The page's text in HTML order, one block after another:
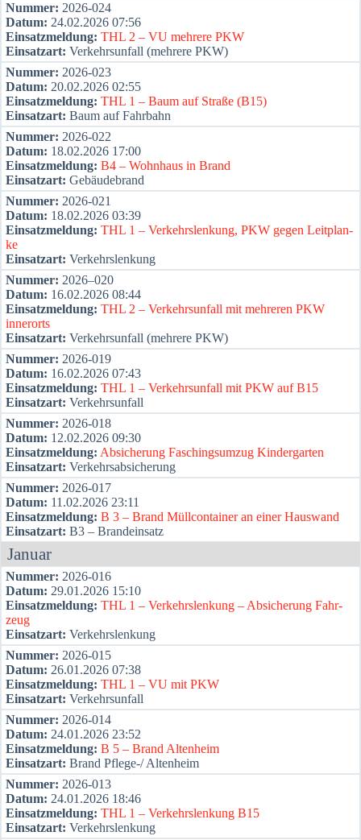
Num­mer: 2026-024
Datum: 24.02.2026 07:56
Ein­satz­mel­dung: THL 2 – VU meh­re­re PKW
Ein­satz­art: Ver­kehrs­un­fall (meh­re­re PKW)
Num­mer: 2026-023
Datum: 20.02.2026 02:55
Ein­satz­mel­dung: THL 1 – Baum auf Stra­ße (B15)
Ein­satz­art: Baum auf Fahr­bahn
Num­mer: 2026-022
Datum: 18.02.2026 17:00
Ein­satz­mel­dung: B4 – Wohn­haus in Brand
Ein­satz­art: Gebäu­de­brand
Num­mer: 2026-021
Datum: 18.02.2026 03:39
Ein­satz­mel­dung: THL 1 – Ver­kehrs­len­kung, PKW gegen Leit­plan­
ke
Ein­satz­art: Ver­kehrs­len­kung
Num­mer: 2026–020
Datum: 16.02.2026 08:44
Ein­satz­mel­dung: THL 2 – Ver­kehrs­un­fall mit meh­re­ren PKW
inner­orts
Ein­satz­art: Ver­kehrs­un­fall (meh­re­re PKW)
Num­mer: 2026-019
Datum: 16.02.2026 07:43
Ein­satz­mel­dung: THL 1 – Ver­kehrs­un­fall mit PKW auf B15
Ein­satz­art: Ver­kehrs­un­fall
Num­mer: 2026-018
Datum: 12.02.2026 09:30
Ein­satz­mel­dung: Absi­che­rung Faschings­um­zug Kin­der­gar­ten
Ein­satz­art: Ver­kehrs­ab­si­che­rung
Num­mer: 2026-017
Datum: 11.02.2026 23:11
Ein­satz­mel­dung: B 3 – Brand Müll­con­tai­ner an einer Haus­wand
Ein­satz­art: B3 – Brand­ein­satz
Janu­ar
Num­mer: 2026-016
Datum: 29.01.2026 15:10
Ein­satz­mel­dung: THL 1 – Ver­kehrs­len­kung – Absi­che­rung Fahr­
zeug
Ein­satz­art: Ver­kehrs­len­kung
Num­mer: 2026-015
Datum: 26.01.2026 07:38
Ein­satz­mel­dung: THL 1 – VU mit PKW
Ein­satz­art: Ver­kehrs­un­fall
Num­mer: 2026-014
Datum: 24.01.2026 23:52
Ein­satz­mel­dung: B 5 – Brand Alten­heim
Ein­satz­art: Brand Pfle­ge-/ Alten­heim
Num­mer: 2026-013
Datum: 24.01.2026 18:46
Ein­satz­mel­dung: THL 1 – Ver­kehrs­len­kung B15
Ein­satz­art: Ver­kehrs­len­kung